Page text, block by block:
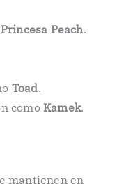
Princesa Peach.
Toad.
como Kamek.
mantienen en